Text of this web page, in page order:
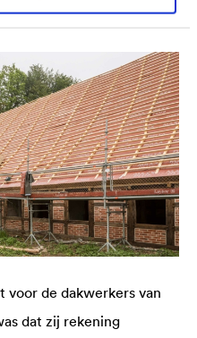
voor de dakwerkers van
dat zij rekening